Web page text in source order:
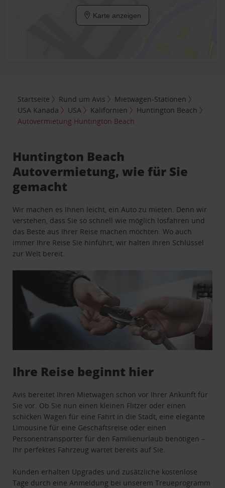
Karte anzeigen
Startseite Rund um Avis
Mietwagen-Stationen
USA Kanada
USA Kalifornien
Huntington Beach
Autovermietung Huntington Beach
Huntington Beach
Autovermietung, wie für Sie
gemacht
Wir machen es Ihnen leicht, ein Auto zu mieten. Denn wir
verstehen, dass Sie so schnell wie möglich losfahren und
das Beste aus Ihrer Reise machen möchten. Wo auch
immer Ihre Reise Sie hinführt, wir halten Ihren Schlüssel
zur Welt bereit.
Ihre Reise beginnt hier
Avis bereitet Ihren Mietwagen schon vor Ihrer Ankunft für
Sie vor. Ob Sie nun einen kleinen Flitzer oder einen
schicken Wagen für eine Fahrt in die Stadt, eine elegante
Limousine für eine Geschäftsreise oder einen
Personentransporter für den Familienurlaub benötigen –
Ihr perfektes Fahrzeug wartet bereits auf Sie.
Kunden erhalten Upgrades und zusätzliche kostenlose
Tage durch eine Anmeldung bei unserem Treueprogramm